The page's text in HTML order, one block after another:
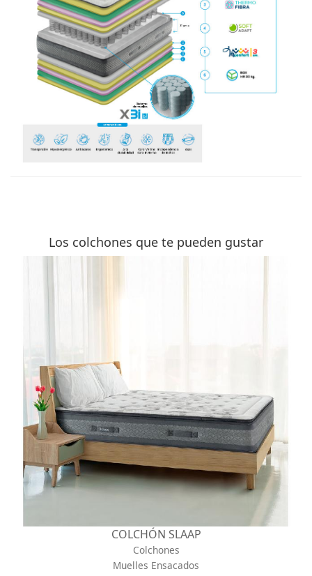
Los colchones que te pueden gustar
COLCHÓN SLAAP
Colchones
Muelles Ensacados